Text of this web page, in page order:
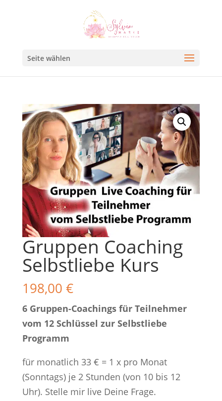
Seite wählen
Gruppen Coaching
Selbstliebe Kurs
198,00 €
6 Gruppen-Coachings für Teilnehmer
vom 12 Schlüssel zur Selbstliebe
Programm
für monatlich 33 € = 1 x pro Monat
(Sonntags) je 2 Stunden (von 10 bis 12
Uhr). Stelle mir live Deine Frage.